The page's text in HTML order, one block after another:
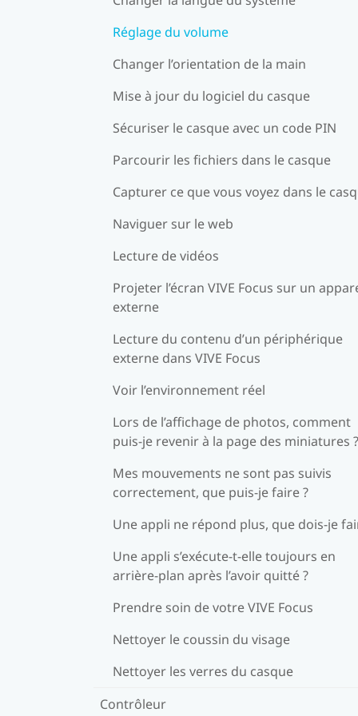
Réglage du volume
Changer l’orientation de la main
Mise à jour du logiciel du casque
Sécuriser le casque avec un code PIN
Parcourir les fichiers dans le casque
Capturer ce que vous voyez dans le
Naviguer sur le web
Lecture de vidéos
Projeter l’écran VIVE Focus sur un
externe
Lecture du contenu d’un périphérique
externe dans VIVE Focus
Voir l’environnement réel
Lors de l’affichage de photos, comment
puis-je revenir à la page des miniatures ?
Mes mouvements ne sont pas suivis
correctement, que puis-je faire ?
Une appli ne répond plus, que dois-je
Une appli s’exécute-t-elle toujours en
arrière-plan après l’avoir quitté ?
Prendre soin de votre VIVE Focus
Nettoyer le coussin du visage
Nettoyer les verres du casque
Contrôleur